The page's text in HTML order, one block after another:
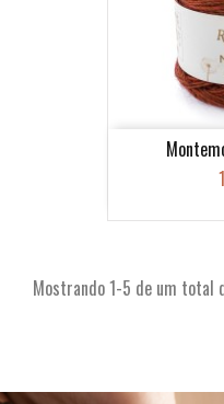
Mostrando 1-5 de um total